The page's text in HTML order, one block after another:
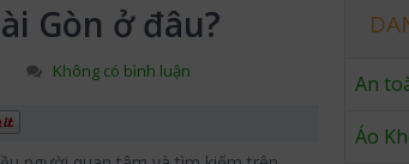
Gòn ở đâu?
Không có bình luận
An
Áo